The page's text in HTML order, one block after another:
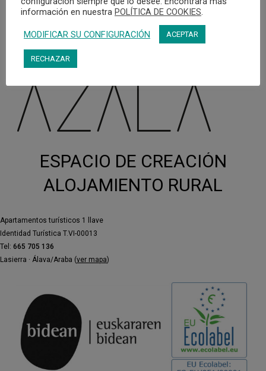
ESPACIO DE CREACIÓN
ALOJAMIENTO RURAL
Apartamentos turísticos 1 llave
Identidad Turística T.VI-00013
Tel: 665 705 136
Lasierra · Álava/Araba (ver mapa)
información en nuestra POLÍTICA DE COOKIES.
MODIFICAR SU CONFIGURACIÓN ACEPTAR
RECHAZAR